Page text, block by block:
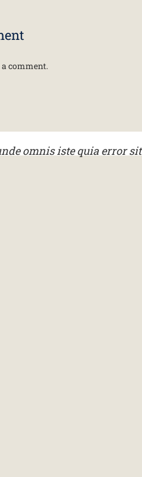
a comment.
omnis iste quia error sit